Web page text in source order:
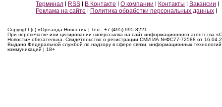
Терминал RSS В Контакте О компании Контакты
Вакансии
Реклама на сайте
Политика обработки персональных данных
Copyright (c) «Ореанда-Новости» | Тел.: +7 (495) 995-8221
При перепечатке или цитировании гиперссылка на сайт информационного агентства
Новости» обязательна. Свидетельство о регистрации СМИ ИА №ФС77-72588 от
Выдано Федеральной службой по надзору в сфере связи, информационных
коммуникаций | 18+